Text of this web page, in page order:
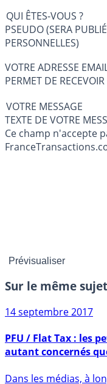
QUI ÊTES-VOUS ?
PSEUDO (SERA
PERSONNELLES)
VOTRE ADRESSE
PERMET DE
VOTRE MESSAGE
Ce champ n'accepte
Sur le même sujet
14 septembre 2017
autant concernés